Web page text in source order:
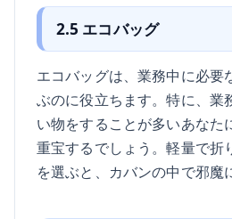
2.5 エコバッグ
エコバッグは、業務中に必要
ぶのに役立ちます。特に、業
い物をすることが多いあなた
重宝するでしょう。軽量で折
を選ぶと、カバンの中で邪魔